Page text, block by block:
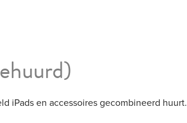
iPads en accessoires gecombineerd huurt.